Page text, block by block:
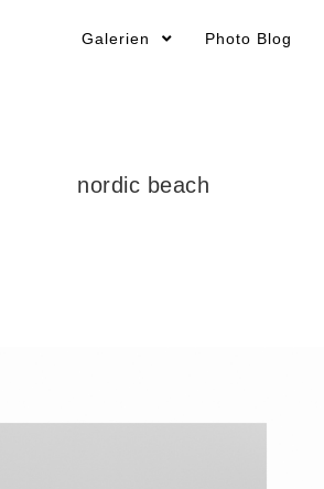
Galerien Photo Blog
nordic beach